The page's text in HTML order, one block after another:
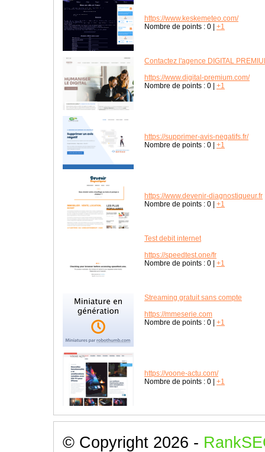
https://www.keskemeteo.com/
Nombre de points : 0 +1
Contactez l'agence DIGITAL
https://www.digital-premium.com/
Nombre de points : 0 +1
https://supprimer-avis-negatifs.fr/
Nombre de points : 0 +1
https://www.devenir-diagnostiqueur.fr
Nombre de points : 0 +1
Test debit internet
https://speedtest.one/fr
Nombre de points : 0 +1
Streaming gratuit sans compte
https://mmeserie.com
Nombre de points : 0 +1
https://voone-actu.com/
Nombre de points : 0 +1
© Copyright 2026 -